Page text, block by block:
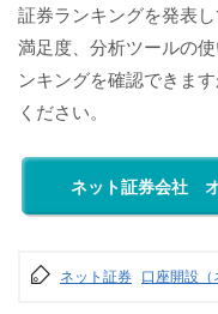
証券ランキングを発表
満足度、分析ツールの
ンキングを確認できま
ください。
ネット証券会社
ネット証券 口座開設（